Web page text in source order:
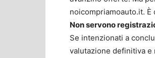
noicompriamoauto.it.
Non servono
Se intenzionati a
valutazione definitiva e